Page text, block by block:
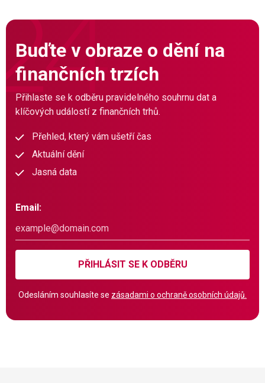
Buďte v obraze o dění na
finančních trzích
Přihlaste se k odběru pravidelného souhrnu dat a
klíčových událostí z finančních trhů.
Přehled, který vám ušetří čas
Aktuální dění
Jasná data
Email:
PŘIHLÁSIT SE K ODBĚRU
Odesláním souhlasíte se zásadami o ochraně osobních údajů.